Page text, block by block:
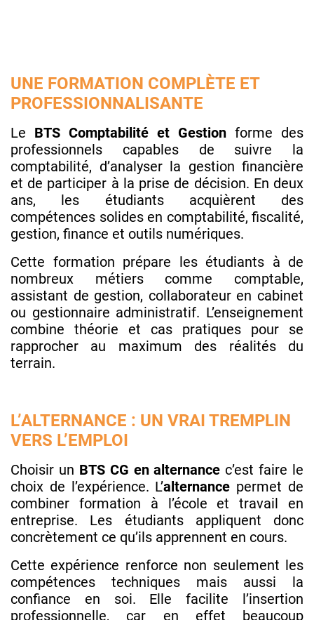
UNE FORMATION COMPLÈTE ET
PROFESSIONNALISANTE
Le BTS Comptabilité et Gestion forme des
professionnels capables de suivre la
comptabilité, d’analyser la gestion financière
et de participer à la prise de décision. En deux
ans, les étudiants acquièrent des
compétences solides en comptabilité, fiscalité,
gestion, finance et outils numériques.
Cette formation prépare les étudiants à de
nombreux métiers comme comptable,
assistant de gestion, collaborateur en cabinet
ou gestionnaire administratif. L’enseignement
combine théorie et cas pratiques pour se
rapprocher au maximum des réalités du
terrain.
L’ALTERNANCE : UN VRAI TREMPLIN
VERS L’EMPLOI
Choisir un BTS CG en alternance c’est faire le
choix de l’expérience. L’alternance permet de
combiner formation à l’école et travail en
entreprise. Les étudiants appliquent donc
concrètement ce qu’ils apprennent en cours.
Cette expérience renforce non seulement les
compétences techniques mais aussi la
confiance en soi. Elle facilite l’insertion
professionnelle, car en effet beaucoup